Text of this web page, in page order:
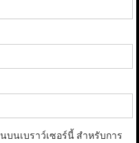
บนเบราว์เซอร์นี้ สำหรับการ